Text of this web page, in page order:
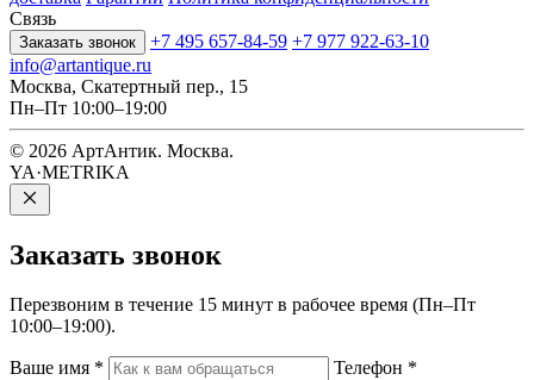
Связь
Заказать звонок +7 495 657-84-59 +7 977 922-63-10
info@artantique.ru
Москва, Скатертный пер., 15
Пн–Пт 10:00–19:00
© 2026 АртАнтик. Москва.
YA·METRIKA
Заказать звонок
Перезвоним в течение 15 минут в рабочее время (Пн–Пт
10:00–19:00).
Ваше имя * Телефон *